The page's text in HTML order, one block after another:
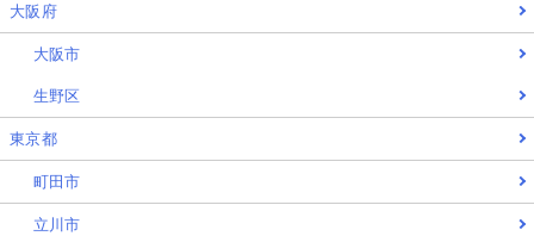
大阪府
大阪市
生野区
東京都
町田市
立川市